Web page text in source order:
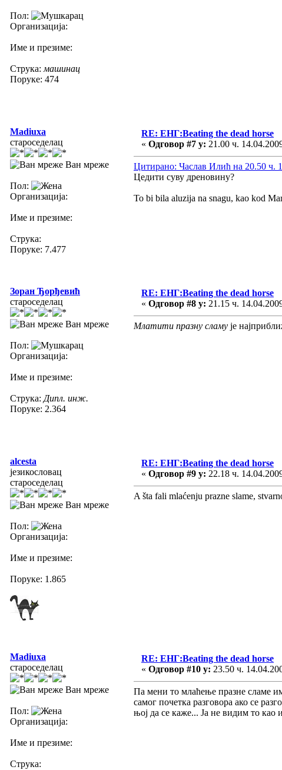
Пол:
Организација:
Име и презиме:
Струка: машинац
Поруке: 474
Madiuxa
староседелац
Ван мреже
Пол:
Организација:
Име и презиме:
Струка:
Поруке: 7.477
RE: ЕНГ:Beating the dead horse
« Одговор #7 у: 21.00 ч.
Цитирано: Часлав Илић на 20.50 ч.
Цедити суву дреновину?
To bi bila aluzija na snagu, kao kod
Зоран Ђорђевић
староседелац
Ван мреже
Пол:
Организација:
Име и презиме:
Струка: Дипл. инж.
Поруке: 2.364
RE: ЕНГ:Beating the dead horse
« Одговор #8 у: 21.15 ч.
Млатити празну сламу је
alcesta
језикословац
староседелац
Ван мреже
Пол:
Организација:
Име и презиме:
Поруке: 1.865
RE: ЕНГ:Beating the dead horse
« Одговор #9 у: 22.18 ч.
A šta fali mlaćenju prazne slame,
Madiuxa
староседелац
Ван мреже
Пол:
Организација:
Име и презиме:
Струка:
RE: ЕНГ:Beating the dead horse
« Одговор #10 у: 23.50 ч.
Па мени то млаћење празне сламе
самог почетка разговора ако се
њој да се каже... Ја не видим то као